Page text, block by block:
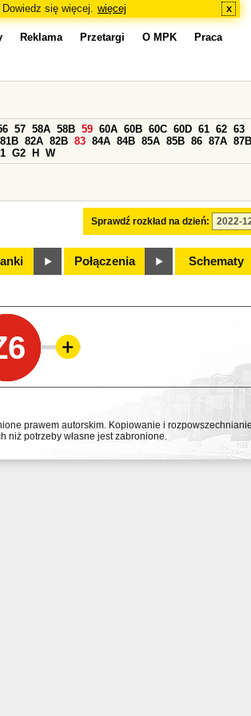
się więcej. więcej x
Reklama Przetargi O MPK Praca
Sprawdź rozkład na dzień:
57 58A 58B 59 60A 60B 60C 60D 61 62 63
81B 82A 82B 83 84A 84B 85A 85B 86 87A 87B
G2 H W
Połączenia Schematy
prawem autorskim. Kopiowanie i
niż potrzeby własne jest zabronione.